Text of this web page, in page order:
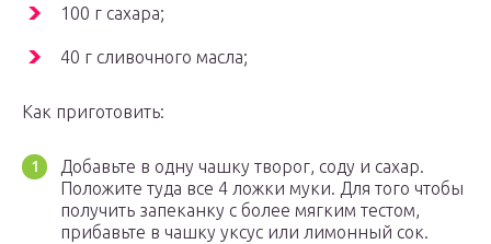
100 г сахара;
40 г сливочного масла;
Как приготовить:
Добавьте в одну чашку творог, соду и сахар.
Положите туда все 4 ложки муки. Для того чтобы
получить запеканку с более мягким тестом,
прибавьте в чашку уксус или лимонный сок.